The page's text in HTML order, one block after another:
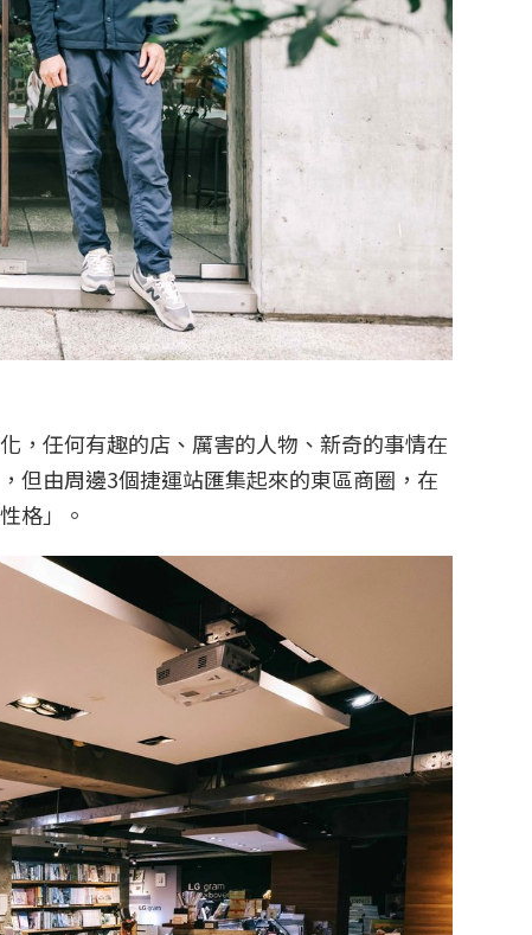
，任何有趣的店、厲害的人物、新奇的事情在
但由周邊3個捷運站匯集起來的東區商圈，在
格」。